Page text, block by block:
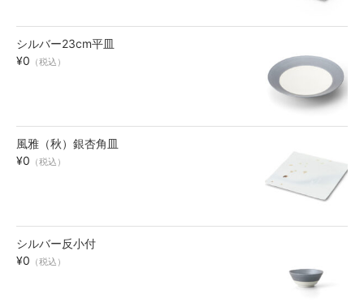
シルバー23cm平皿
¥0 （税込）
風雅（秋）銀杏角皿
¥0 （税込）
シルバー反小付
¥0 （税込）